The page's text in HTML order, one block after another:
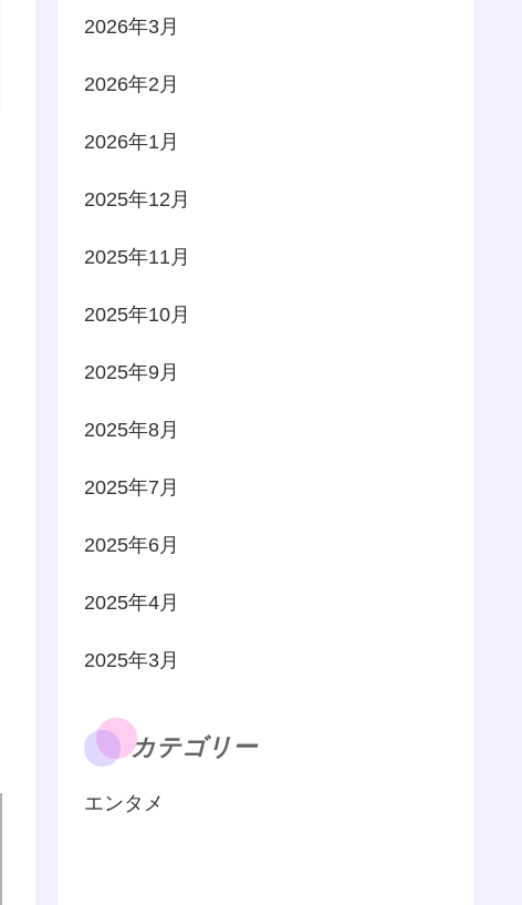
2026年3月
2026年2月
2026年1月
2025年12月
2025年11月
2025年10月
2025年9月
2025年8月
2025年7月
2025年6月
2025年4月
2025年3月
カテゴリー
エンタメ